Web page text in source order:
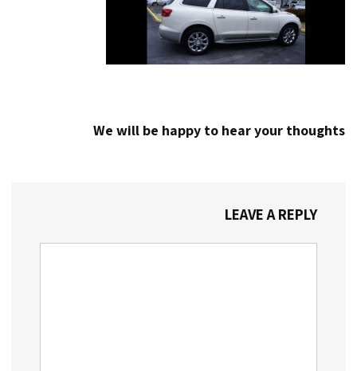
We will be happy to hear your thoughts
LEAVE A REPLY